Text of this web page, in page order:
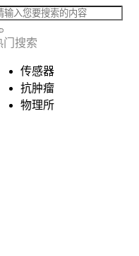
门搜索
传感器
抗肿瘤
物理所